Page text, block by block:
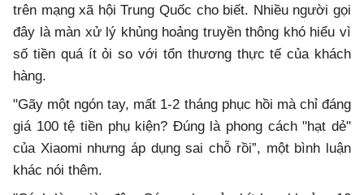
trên mạng xã hội Trung Quốc cho biết. Nhiều người gọi
đây là màn xử lý khủng hoảng truyền thông khó hiểu vì
số tiền quá ít ỏi so với tổn thương thực tế của khách
hàng.
"Gãy một ngón tay, mất 1-2 tháng phục hồi mà chỉ đáng
giá 100 tệ tiền phụ kiện? Đúng là phong cách "hạt dẻ"
của Xiaomi nhưng áp dụng sai chỗ rồi”, một bình luận
khác nói thêm.